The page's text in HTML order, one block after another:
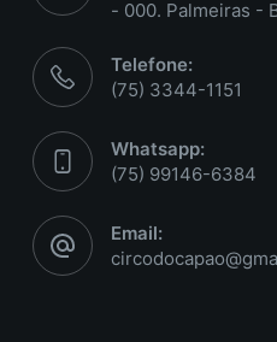
- 000. Palmeiras -
Telefone:
(75) 3344-1151
Whatsapp:
(75) 99146-6384
Email: